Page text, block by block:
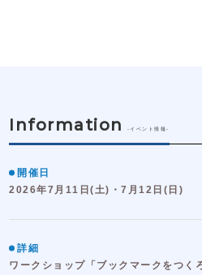
Information -イベント情報-
開催日
2026年7月11日(土)・7月12日(日)
詳細
ワークショップ「ブックマークをつく